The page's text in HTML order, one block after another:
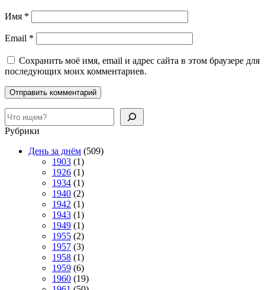
Имя *
Email *
Сохранить моё имя, email и адрес сайта в этом браузере для
последующих моих комментариев.
Поиск
Рубрики
День за днём (509)
1903 (1)
1926 (1)
1934 (1)
1940 (2)
1942 (1)
1943 (1)
1949 (1)
1955 (2)
1957 (3)
1958 (1)
1959 (6)
1960 (19)